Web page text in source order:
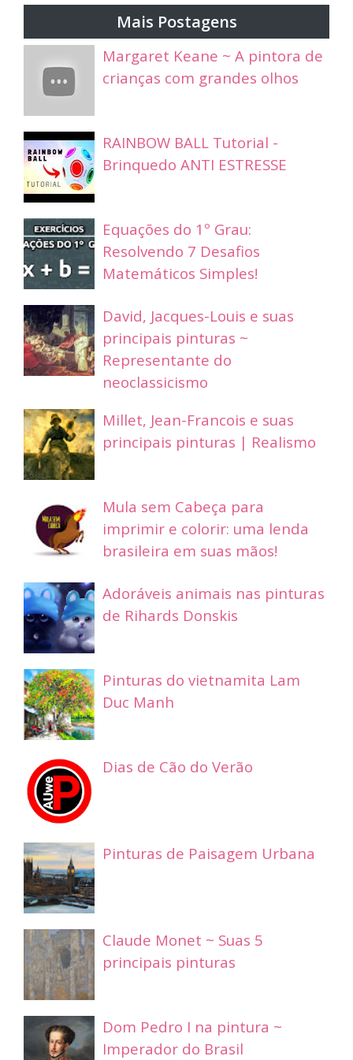
Mais Postagens
Margaret Keane ~ A pintora de
crianças com grandes olhos
RAINBOW BALL Tutorial -
Brinquedo ANTI ESTRESSE
Equações do 1º Grau:
Resolvendo 7 Desafios
Matemáticos Simples!
David, Jacques-Louis e suas
principais pinturas ~
Representante do
neoclassicismo
Millet, Jean-Francois e suas
principais pinturas | Realismo
Mula sem Cabeça para
imprimir e colorir: uma lenda
brasileira em suas mãos!
Adoráveis animais nas pinturas
de Rihards Donskis
Pinturas do vietnamita Lam
Duc Manh
Dias de Cão do Verão
Pinturas de Paisagem Urbana
Claude Monet ~ Suas 5
principais pinturas
Dom Pedro I na pintura ~
Imperador do Brasil